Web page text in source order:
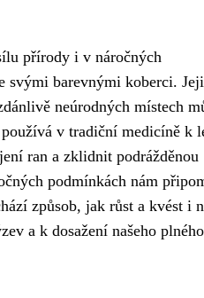
přírody i v náročných
svými barevnými koberci.
neúrodných místech
v tradiční medicíně k
ran a zklidnit podrážděnou
podmínkách nám
způsob, jak růst a kvést i
a k dosažení našeho plného